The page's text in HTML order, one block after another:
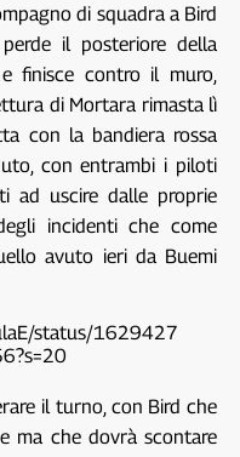
di squadra a Bird
il posteriore della
finisce contro il muro,
di Mortara rimasta lì
con la bandiera rossa
con entrambi i piloti
ad uscire dalle proprie
incidenti che come
avuto ieri da Buemi
status/1629427
il turno, con Bird che
ma che dovrà scontare